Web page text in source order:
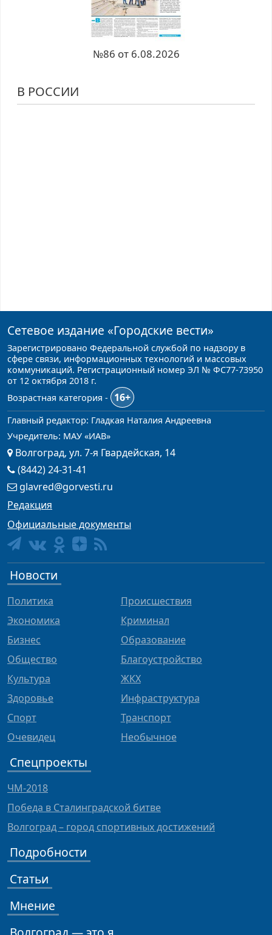
№86 от 6.08.2026
В РОССИИ
Сетевое издание «Городские вести»
Зарегистрировано Федеральной службой по надзору в
сфере связи, информационных технологий и массовых
коммуникаций. Регистрационный номер ЭЛ № ФС77-73950
от 12 октября 2018 г.
Возрастная категория -
16+
Главный редактор: Гладкая Наталия Андреевна
Учредитель: МАУ «ИАВ»
Волгоград, ул. 7-я Гвардейская, 14
(8442) 24-31-41
glavred@gorvesti.ru
Редакция
Официальные документы
Новости
Политика
Экономика
Бизнес
Общество
Культура
Здоровье
Спорт
Очевидец
Происшествия
Криминал
Образование
Благоустройство
ЖКХ
Инфраструктура
Транспорт
Необычное
Спецпроекты
ЧМ-2018
Победа в Сталинградской битве
Волгоград – город спортивных достижений
Подробности
Статьи
Мнение